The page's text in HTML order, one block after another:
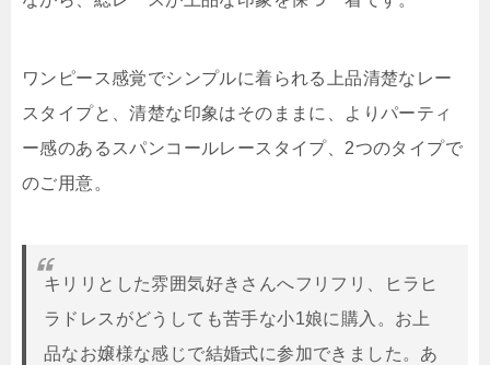
ワンピース感覚でシンプルに着られる上品清楚なレー
スタイプと、清楚な印象はそのままに、よりパーティ
ー感のあるスパンコールレースタイプ、2つのタイプで
のご用意。
キリリとした雰囲気好きさんへフリフリ、ヒラヒ
ラドレスがどうしても苦手な小1娘に購入。お上
品なお嬢様な感じで結婚式に参加できました。あ